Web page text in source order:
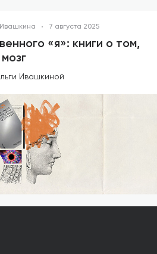
7 августа 2025
«я»: книги о том,
Ивашкиной